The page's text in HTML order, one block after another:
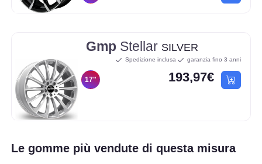
Gmp Stellar SILVER
17"
Spedizione inclusa garanzia fino 3 anni
193,97€
Le gomme più vendute di questa misura